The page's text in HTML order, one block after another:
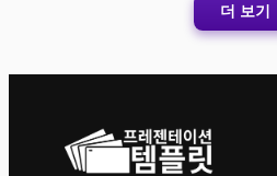
더 보기